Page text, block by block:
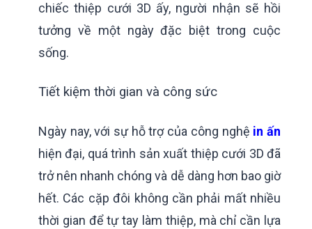
chiếc thiệp cưới 3D ấy, người nhận sẽ hồi
tưởng về một ngày đặc biệt trong cuộc
sống.
Tiết kiệm thời gian và công sức
Ngày nay, với sự hỗ trợ của công nghệ in ấn
hiện đại, quá trình sản xuất thiệp cưới 3D đã
trở nên nhanh chóng và dễ dàng hơn bao giờ
hết. Các cặp đôi không cần phải mất nhiều
thời gian để tự tay làm thiệp, mà chỉ cần lựa